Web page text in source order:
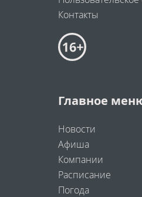
Контакты
Главное
Новости
Афиша
Компании
Расписание
Погода